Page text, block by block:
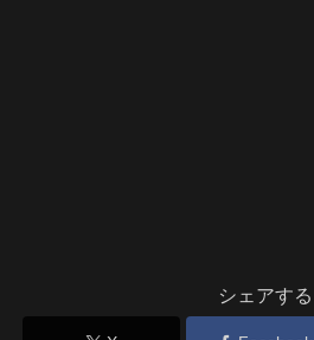
シェアする